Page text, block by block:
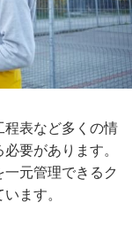
程表など多くの情
要があります。
元管理できるク
ます。